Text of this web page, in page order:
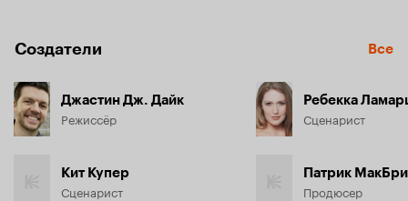
Создатели Все
Джастин Дж. Дайк
Режиссёр
Кит Купер
Сценарист
Ребекка
Сценарист
Патрик
Продюсер